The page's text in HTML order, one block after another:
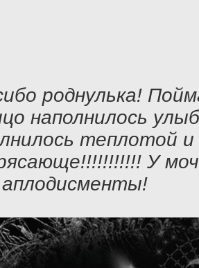
роднулька!
наполнилось
теплотой
У